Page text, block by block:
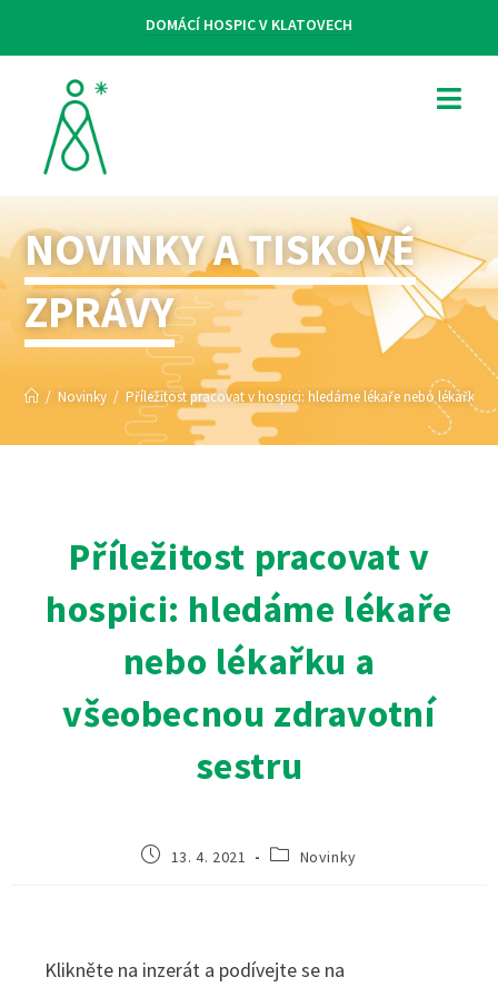
DOMÁCÍ HOSPIC V KLATOVECH
NOVINKY A TISKOVÉ
ZPRÁVY
/ Novinky / Příležitost pracovat v hospici: hledáme lékaře nebo lékařku
Příležitost pracovat v
hospici: hledáme lékaře
nebo lékařku a
všeobecnou zdravotní
sestru
13. 4. 2021 Novinky
Klikněte na inzerát a podívejte se na